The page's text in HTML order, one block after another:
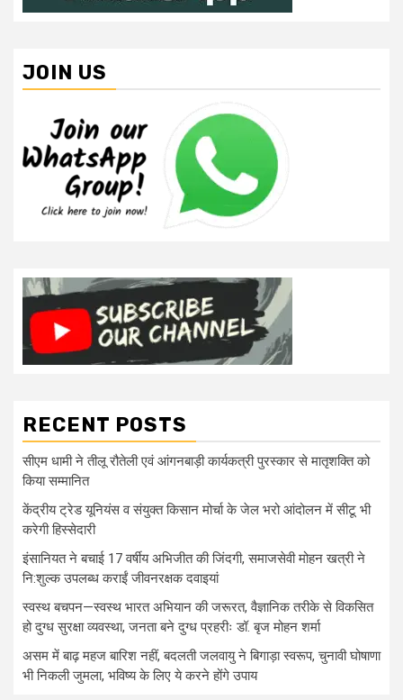
JOIN US
RECENT POSTS
सीएम धामी ने तीलू रौतेली एवं आंगनबाड़ी कार्यकत्री पुरस्कार से मातृशक्ति को
किया सम्मानित
केंद्रीय ट्रेड यूनियंस व संयुक्त किसान मोर्चा के जेल भरो आंदोलन में सीटू भी
करेगी हिस्सेदारी
इंसानियत ने बचाई 17 वर्षीय अभिजीत की जिंदगी, समाजसेवी मोहन खत्री ने
नि:शुल्क उपलब्ध कराईं जीवनरक्षक दवाइयां
स्वस्थ बचपन—स्वस्थ भारत अभियान की जरूरत, वैज्ञानिक तरीके से विकसित
हो दुग्ध सुरक्षा व्यवस्था, जनता बने दुग्ध प्रहरीः डॉ. बृज मोहन शर्मा
असम में बाढ़ महज बारिश नहीं, बदलती जलवायु ने बिगाड़ा स्वरूप, चुनावी घोषाणा
भी निकली जुमला, भविष्य के लिए ये करने होंगे उपाय